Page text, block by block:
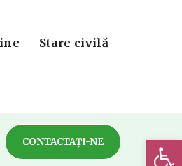
Stare civilă
CONTACTAȚI-NE